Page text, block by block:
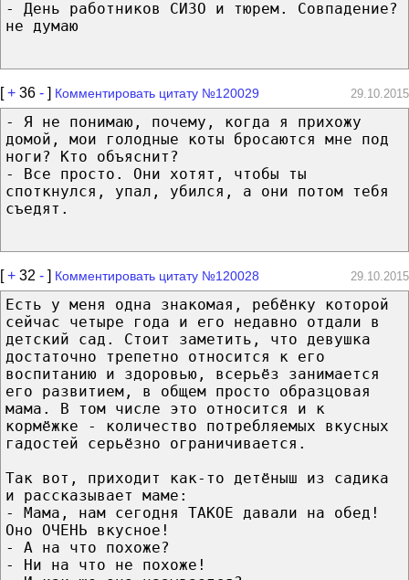
- День работников СИЗО и тюрем. Совпадение?
не думаю
[+ 36 - ] Комментировать цитату №120029 29.10.2015
- Я не понимаю, почему, когда я прихожу
домой, мои голодные коты бросаются мне под
ноги? Кто объяснит?
- Все просто. Они хотят, чтобы ты
споткнулся, упал, убился, а они потом тебя
съедят.
[+ 32 - ] Комментировать цитату №120028 29.10.2015
Есть у меня одна знакомая, ребёнку которой
сейчас четыре года и его недавно отдали в
детский сад. Стоит заметить, что девушка
достаточно трепетно относится к его
воспитанию и здоровью, всерьёз занимается
его развитием, в общем просто образцовая
мама. В том числе это относится и к
кормёжке - количество потребляемых вкусных
гадостей серьёзно ограничивается.
Так вот, приходит как-то детёныш из садика
и рассказывает маме:
- Мама, нам сегодня ТАКОЕ давали на обед!
Оно ОЧЕНЬ вкусное!
- А на что похоже?
- Ни на что не похоже!